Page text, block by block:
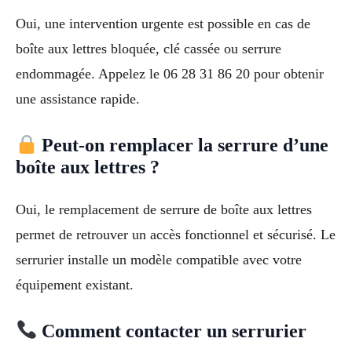
Oui, une intervention urgente est possible en cas de
boîte aux lettres bloquée, clé cassée ou serrure
endommagée. Appelez le 06 28 31 86 20 pour obtenir
une assistance rapide.
Peut-on remplacer la serrure d’une
boîte aux lettres ?
Oui, le remplacement de serrure de boîte aux lettres
permet de retrouver un accès fonctionnel et sécurisé. Le
serrurier installe un modèle compatible avec votre
équipement existant.
Comment contacter un serrurier